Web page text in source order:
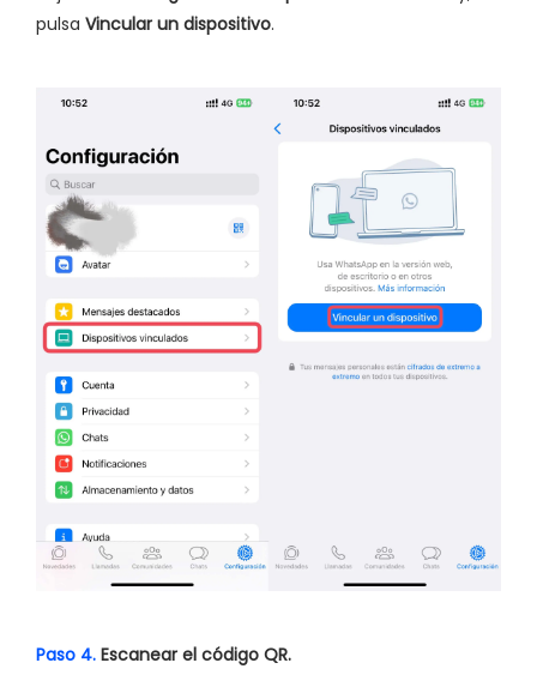
pulsa Vincular un dispositivo.
Paso 4. Escanear el código QR.